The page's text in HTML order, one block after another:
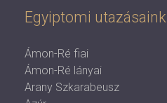
Egyiptomi utazásaink
Ámon-Ré fiai
Ámon-Ré lányai
Arany Szkarabeusz